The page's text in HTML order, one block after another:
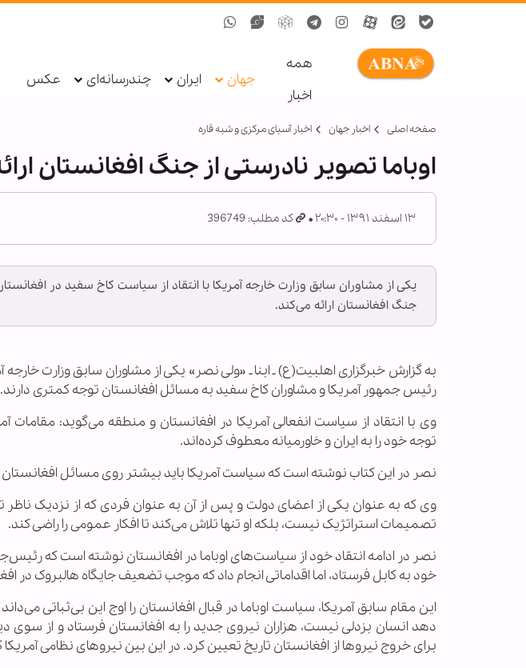
همه
اخبار
جهان ایران چندرسانه‌ای عکس
صفحه اصلی اخبار جهان اخبار آسیای مرکزی و شبه قاره
اوباما تصویر نادرستی از جنگ افغانستان
۱۳ اسفند ۱۳۹۱ - ۲۰:۳۰ کد مطلب: 396749
یکی از مشاوران سابق وزارت خارجه آمریکا با انتقاد از سیاست کاخ سفید در
جنگ افغانستان ارائه می‌کند.
به گزارش خبرگزاری اهل‏بیت(ع) ـ ابنا ـ «ولی نصر» یکی از مشاوران سابق وزارت
رئیس جمهور آمریکا و مشاوران کاخ سفید به مسائل افغانستان توجه کمتری دارند.
وی با انتقاد از سیاست انفعالی آمریکا در افغانستان و منطقه می‌گوید: مقامات
توجه خود را به ایران و خاورمیانه معطوف کرده‌اند.
نصر در این کتاب نوشته است که سیاست آمریکا باید بیشتر روی مسائل
وی که به عنوان یکی از اعضای دولت و پس از آن به عنوان فردی که از نزدیک ناظر
تصمیمات استراتژیک نیست، بلکه او تنها تلاش می‌کند تا افکار عمومی را راضی کند.
نصر در ادامه انتقاد خود از سیاست‌های اوباما در افغانستان نوشته است که
خود به کابل فرستاد، اما اقداماتی انجام داد که موجب تضعیف جایگاه هالبروک در
این مقام سابق آمریکا، سیاست اوباما در قبال افغانستان را اوج این بی‌ثباتی
دهد انسان بزدلی نیست، هزاران نیروی جدید را به افغانستان فرستاد و از
برای خروج نیروها از افغانستان تاریخ تعیین کرد. در این بین نیروهای نظامی